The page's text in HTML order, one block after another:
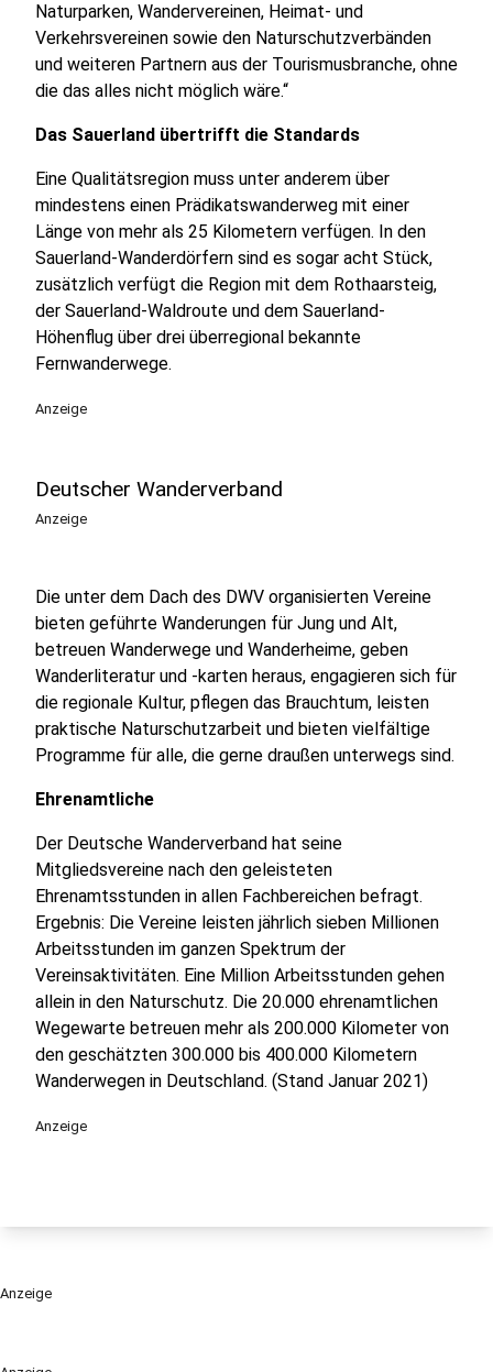
Naturparken, Wandervereinen, Heimat- und
Verkehrsvereinen sowie den Naturschutzverbänden
und weiteren Partnern aus der Tourismusbranche, ohne
die das alles nicht möglich wäre.“
Das Sauerland übertrifft die Standards
Eine Qualitätsregion muss unter anderem über
mindestens einen Prädikatswanderweg mit einer
Länge von mehr als 25 Kilometern verfügen. In den
Sauerland-Wanderdörfern sind es sogar acht Stück,
zusätzlich verfügt die Region mit dem Rothaarsteig,
der Sauerland-Waldroute und dem Sauerland-
Höhenflug über drei überregional bekannte
Fernwanderwege.
Anzeige
Deutscher Wanderverband
Anzeige
Die unter dem Dach des DWV organisierten Vereine
bieten geführte Wanderungen für Jung und Alt,
betreuen Wanderwege und Wanderheime, geben
Wanderliteratur und -karten heraus, engagieren sich für
die regionale Kultur, pflegen das Brauchtum, leisten
praktische Naturschutzarbeit und bieten vielfältige
Programme für alle, die gerne draußen unterwegs sind.
Ehrenamtliche
Der Deutsche Wanderverband hat seine
Mitgliedsvereine nach den geleisteten
Ehrenamtsstunden in allen Fachbereichen befragt.
Ergebnis: Die Vereine leisten jährlich sieben Millionen
Arbeitsstunden im ganzen Spektrum der
Vereinsaktivitäten. Eine Million Arbeitsstunden gehen
allein in den Naturschutz. Die 20.000 ehrenamtlichen
Wegewarte betreuen mehr als 200.000 Kilometer von
den geschätzten 300.000 bis 400.000 Kilometern
Wanderwegen in Deutschland. (Stand Januar 2021)
Anzeige
Anzeige